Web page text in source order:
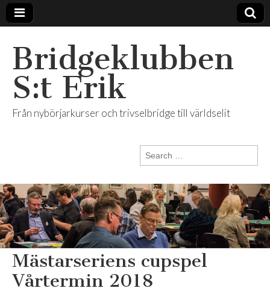
Bridgeklubben
S:t Erik
Från nybörjarkurser och trivselbridge till världselit
Search
for:
Mästarseriens cupspel
Vårtermin 2018